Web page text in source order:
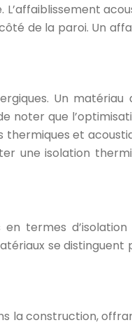
de la paroi. Un
Un matériau
noter que
thermiques et
une isolation
termes
se distinguent
la construction,